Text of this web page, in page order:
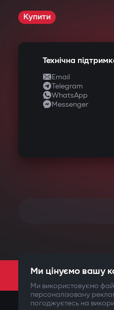
Купити
Технічна
Email
Telegram
WhatsApp
Messenger
©2009-2026Gazer Limited
Ми цінуємо вашу
Ми використовуємо
персоналізовану
погоджуєтесь на